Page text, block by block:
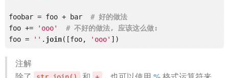
foobar = foo + bar # 好的做法
foo +=
'ooo'
# 不好的做法, 应该这么做:
foo =
'' . join([foo, 'ooo'
注解